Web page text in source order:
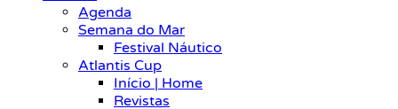
Agenda
Semana do Mar
Festival Náutico
Atlantis Cup
Início | Home
Revistas